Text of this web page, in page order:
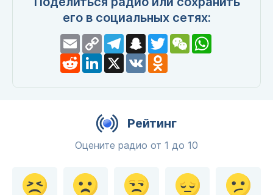
его в социальных сетях:
EmailCopy
Link
TelegramSnapchat
TwitterWeChatWhatsApp
RedditLinkedIn
X VK Odnoklassniki
Рейтинг
Оцените радио от 1 до 10